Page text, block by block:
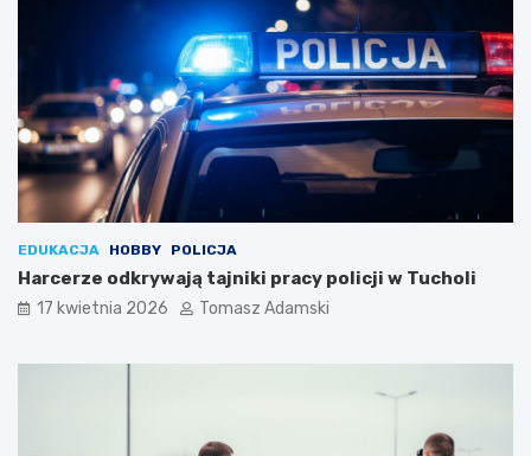
EDUKACJA HOBBY POLICJA
Harcerze odkrywają tajniki pracy policji w Tucholi
17 kwietnia 2026 Tomasz Adamski